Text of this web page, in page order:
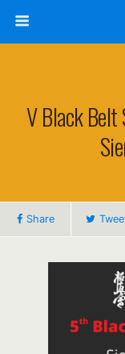
V Black
Share